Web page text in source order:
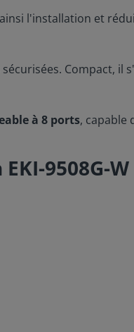
l'installation et
Compact, il
à 8 ports, capable
9508G-W